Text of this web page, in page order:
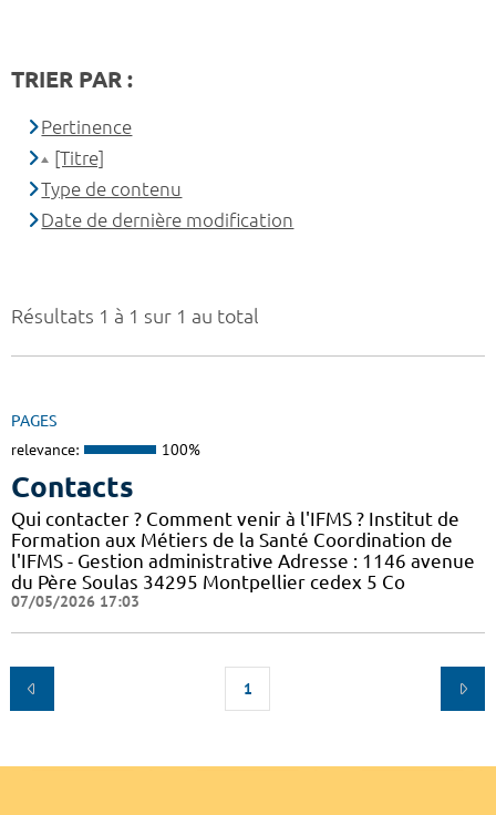
Résultats 1 à 1 sur 1 au total
PAGES
relevance: 100%
Contacts
Qui contacter ? Comment venir à l'IFMS ? Institut de
Formation aux Métiers de la Santé Coordination de
l'IFMS - Gestion administrative Adresse : 1146 avenue
du Père Soulas 34295 Montpellier cedex 5 Co
07/05/2026 17:03
1
TRIER PAR :
Pertinence
[Titre]
Type de contenu
Date de dernière modification